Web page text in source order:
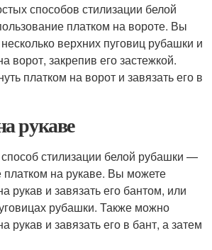
способов стилизации белой
платком на вороте. Вы
верхних пуговиц рубашки и
ворот, закрепив его застежкой.
платком на ворот и завязать его в
рукаве
стилизации белой рубашки —
платком на рукаве. Вы можете
рукав и завязать его бантом, или
рубашки. Также можно
рукав и завязать его в бант, а затем